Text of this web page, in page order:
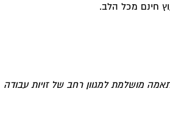
חינם מכל הלב.
מושלמת למגוון רחב של זויות עבודה